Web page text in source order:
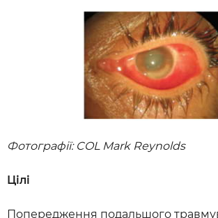
Фотографії: COL Mark Reynolds
Цілі
Попередження подальшого